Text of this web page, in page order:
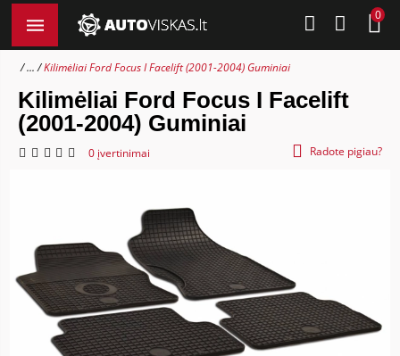
0
... Kilimėliai Ford Focus I Facelift (2001-2004) Guminiai
Kilimėliai Ford Focus I Facelift
(2001-2004) Guminiai
0 įvertinimai Radote pigiau?